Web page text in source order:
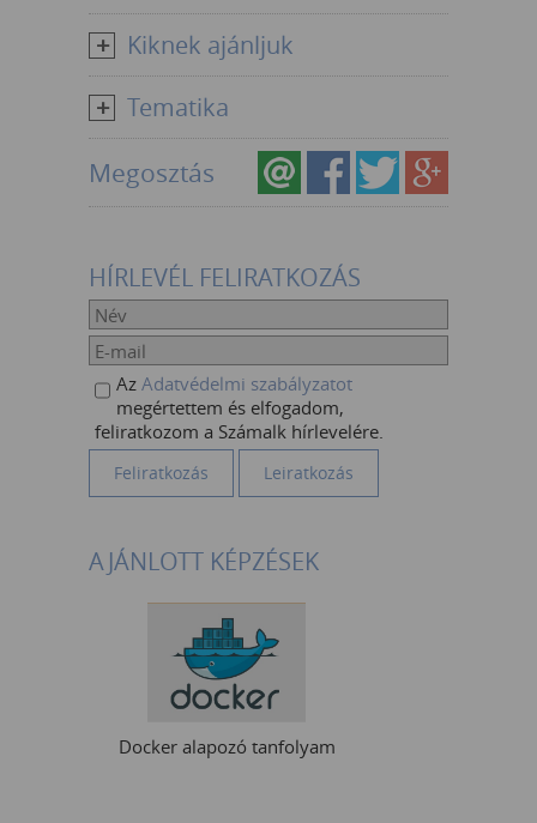
Kiknek ajánljuk
Tematika
Megosztás
HÍRLEVÉL FELIRATKOZÁS
Az Adatvédelmi szabályzatot
megértettem és elfogadom,
feliratkozom a Számalk hírlevelére.
AJÁNLOTT KÉPZÉSEK
Docker alapozó tanfolyam